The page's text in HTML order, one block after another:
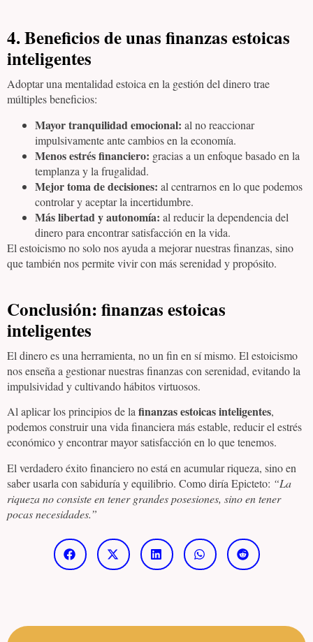
4. Beneficios de unas finanzas estoicas
inteligentes
Adoptar una mentalidad estoica en la gestión del dinero trae
múltiples beneficios:
Mayor tranquilidad emocional: al no reaccionar
impulsivamente ante cambios en la economía.
Menos estrés financiero: gracias a un enfoque basado en la
templanza y la frugalidad.
Mejor toma de decisiones: al centrarnos en lo que podemos
controlar y aceptar la incertidumbre.
Más libertad y autonomía: al reducir la dependencia del
dinero para encontrar satisfacción en la vida.
El estoicismo no solo nos ayuda a mejorar nuestras finanzas, sino
que también nos permite vivir con más serenidad y propósito.
Conclusión: finanzas estoicas
inteligentes
El dinero es una herramienta, no un fin en sí mismo. El estoicismo
nos enseña a gestionar nuestras finanzas con serenidad, evitando la
impulsividad y cultivando hábitos virtuosos.
Al aplicar los principios de lafinanzas estoicas inteligentes,
podemos construir una vida financiera más estable, reducir el estrés
económico y encontrar mayor satisfacción en lo que tenemos.
El verdadero éxito financiero no está en acumular riqueza, sino en
saber usarla con sabiduría y equilibrio. Como diría Epicteto: “La
riqueza no consiste en tener grandes posesiones, sino en tener
pocas necesidades.”